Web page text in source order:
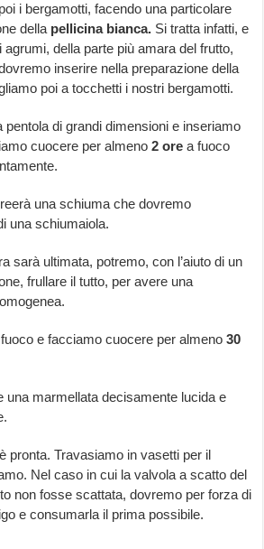
i bergamotti, facendo una particolare
della pellicina bianca. Si tratta infatti, e
della parte più amara del frutto,
inserire nella preparazione della
poi a tocchetti i nostri bergamotti.
pentola di grandi dimensioni e inseriamo
cuocere per almeno2ore a fuoco
una schiuma che dovremo
una schiumaiola.
sarà ultimata, potremo, con l’aiuto di un
frullare il tutto, per avere una
fuoco e facciamo cuocere per almeno30
una marmellata decisamente lucida e
pronta. Travasiamo in vasetti per il
Nel caso in cui la valvola a scatto del
non fosse scattata, dovremo per forza di
e consumarla il prima possibile.